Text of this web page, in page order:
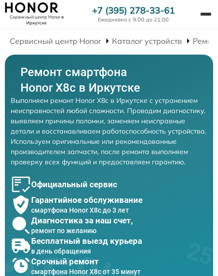
Сервисный центр Honorв
Иркутске
+7 (395) 278-33-61
Ежедневно с 9:00 до 21:00
Сервисный центр Honor Каталог устройств
Ремонт смартфона
Honor X8c в Иркутске
Выполняем ремонт Honor X8c в Иркутске с устранением
неисправностей любой сложности. Проводим диагностику,
выявляем причины поломки, заменяем неисправные
детали и восстанавливаем работоспособность устройства.
Используем оригинальные или рекомендованные
производителем запчасти, после ремонта выполняем
проверку всех функций и предоставляем гарантию.
Официальный сервис
Гарантийное обслуживание
смартфона Honor X8c до 3 лет
Диагностика за наш счет,
ремонт по желанию
Бесплатный выезд курьера
в день обращения
Срочный ремонт
смартфона Honor X8c от 35 минут